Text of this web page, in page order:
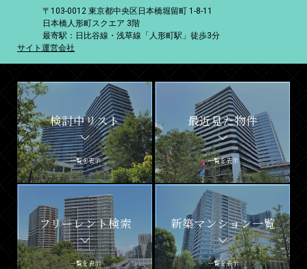
〒103-0012 東京都中央区日本橋堀留町 1-8-11
日本橋人形町スクエア 3階
最寄駅：日比谷線・浅草線「人形町駅」徒歩3分
サイト運営会社
検討中リスト
一覧を表示
最近見た物件
一覧を表示
フリーレント検索
一覧を表示
新築マンション一覧
一覧を表示